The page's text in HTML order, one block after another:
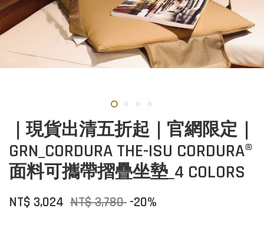
｜現貨出清五折起｜官網限定｜
GRN_CORDURA THE-ISU CORDURA®
面料可攜帶摺疊坐墊_4 COLORS
NT$ 3,024 NT$ 3,780 -20%